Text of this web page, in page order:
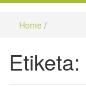
Home /
Etiketa: